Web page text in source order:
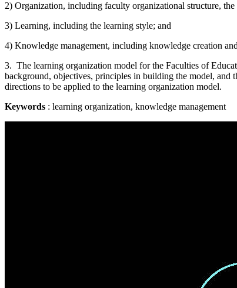
2) Organization, including faculty organizational structure,
3) Learning, including the learning style; and
4) Knowledge management, including knowledge creation
3. The learning organization model for the Faculties of
background, objectives, principles in building the model, and
directions to be applied to the learning organization model.
Keywords : learning organization, knowledge management